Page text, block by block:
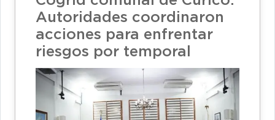
Autoridades coordinaron
acciones para enfrentar
riesgos por temporal